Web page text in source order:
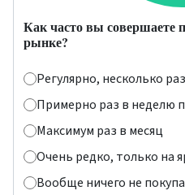
Как часто вы совершаете
рынке?
Регулярно, несколько
Примерно раз в неделю
Максимум раз в месяц
Очень редко, только на
Вообще ничего не